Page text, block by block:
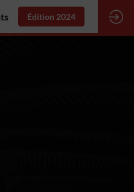
Édition 2024